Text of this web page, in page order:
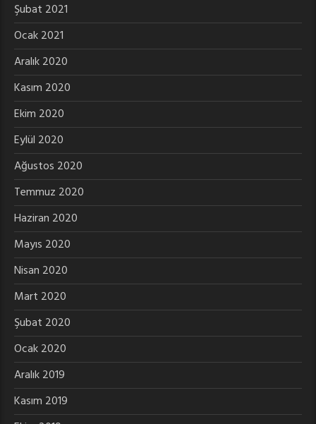
Şubat 2021
Ocak 2021
Aralık 2020
Kasım 2020
Ekim 2020
Eylül 2020
Ağustos 2020
Temmuz 2020
Haziran 2020
Mayıs 2020
Nisan 2020
Mart 2020
Şubat 2020
Ocak 2020
Aralık 2019
Kasım 2019